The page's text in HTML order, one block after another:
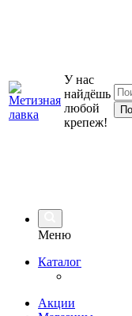
У нас
найдёшь
любой
крепеж!
Меню
Каталог
Акции